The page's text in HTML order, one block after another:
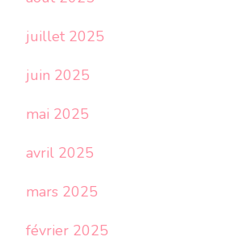
juillet 2025
juin 2025
mai 2025
avril 2025
mars 2025
février 2025